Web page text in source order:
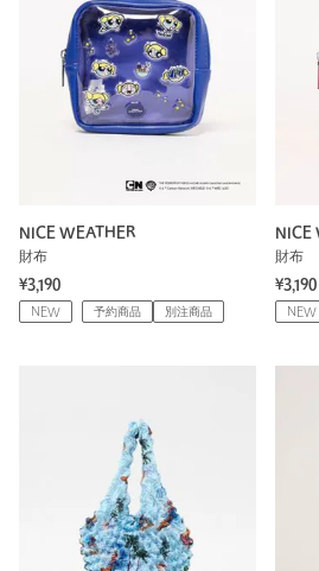
NICE WEATHER
財布
¥3,190
NEW 予約商品 別注商品
NICE
財布
¥3,190
NEW